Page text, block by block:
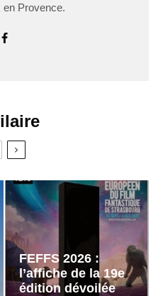
Provence.
FEFFS 2026 :
l’affiche de la 19e
édition dévoilée